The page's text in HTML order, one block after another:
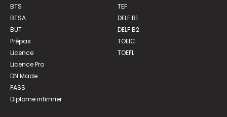
BTS
BTSA
BUT
Prépas
Licence
Licence Pro
DN Made
PASS
Diplome infirmier
TEF
DELF B1
DELF B2
TOEIC
TOEFL